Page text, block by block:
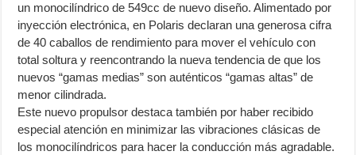
un monocilíndrico de 549cc de nuevo diseño. Alimentado por
inyección electrónica, en Polaris declaran una generosa cifra
de 40 caballos de rendimiento para mover el vehículo con
total soltura y reencontrando la nueva tendencia de que los
nuevos “gamas medias” son auténticos “gamas altas” de
menor cilindrada.
Este nuevo propulsor destaca también por haber recibido
especial atención en minimizar las vibraciones clásicas de
los monocilíndricos para hacer la conducción más agradable.